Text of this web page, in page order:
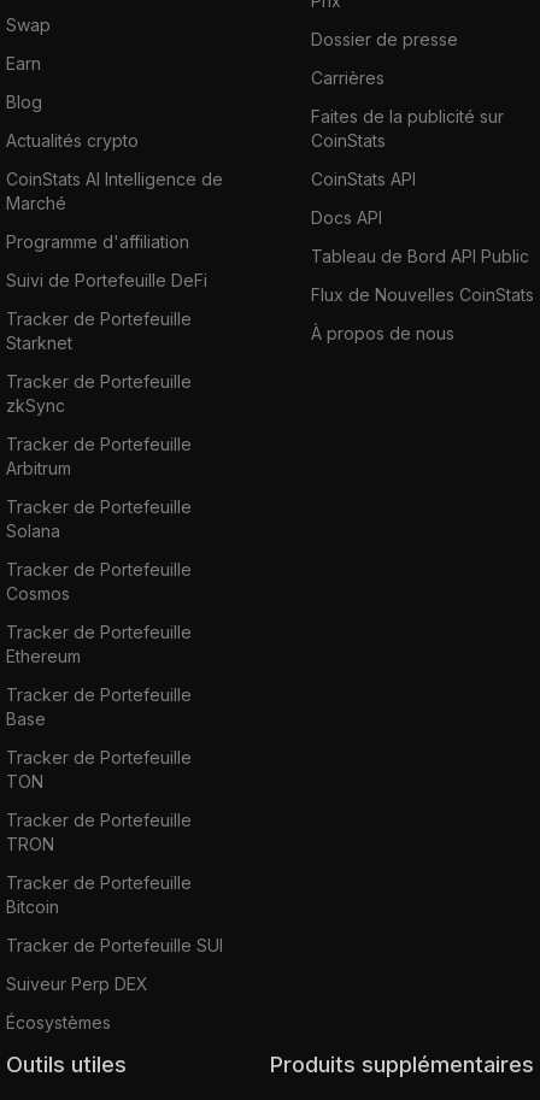
Swap
Earn
Blog
Actualités crypto
CoinStats AI Intelligence de
Marché
Programme d'affiliation
Suivi de Portefeuille DeFi
Tracker de Portefeuille
Starknet
Tracker de Portefeuille
zkSync
Tracker de Portefeuille
Arbitrum
Tracker de Portefeuille
Solana
Tracker de Portefeuille
Cosmos
Tracker de Portefeuille
Ethereum
Tracker de Portefeuille
Base
Tracker de Portefeuille
TON
Tracker de Portefeuille
TRON
Tracker de Portefeuille
Bitcoin
Tracker de Portefeuille SUI
Suiveur Perp DEX
Écosystèmes
Dossier de presse
Carrières
Faites de la publicité sur
CoinStats
CoinStats API
Docs API
Tableau de Bord API Public
Flux de Nouvelles CoinStats
À propos de nous
Outils utiles Produits supplémentaires